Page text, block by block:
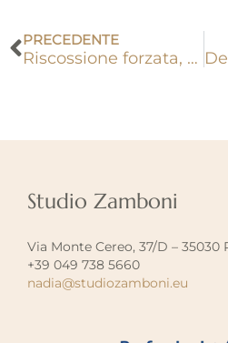
Precedente
PRECEDENTE
Riscossione forzata, 120mila conti correnti a rischio blocco: avvisi già partiti
Studio Zamboni
Via Monte Cereo, 37/D – 35030
+39 049 738 5660
nadia@studiozamboni.eu